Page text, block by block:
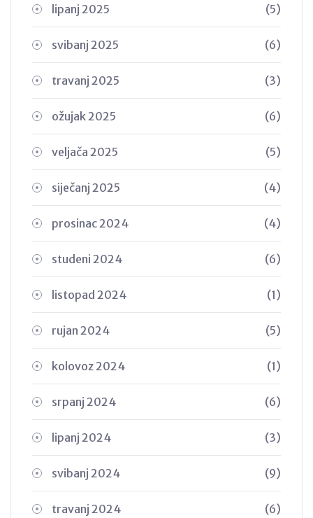
lipanj 2025 (5)
svibanj 2025 (6)
travanj 2025 (3)
ožujak 2025 (6)
veljača 2025 (5)
siječanj 2025 (4)
prosinac 2024 (4)
studeni 2024 (6)
listopad 2024 (1)
rujan 2024 (5)
kolovoz 2024 (1)
srpanj 2024 (6)
lipanj 2024 (3)
svibanj 2024 (9)
travanj 2024 (6)